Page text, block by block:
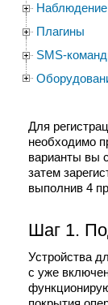
Плагины
SMS-
Для
необходимо
варианты вы
затем
выполнив 4
Шаг 1.
Устройства
с уже